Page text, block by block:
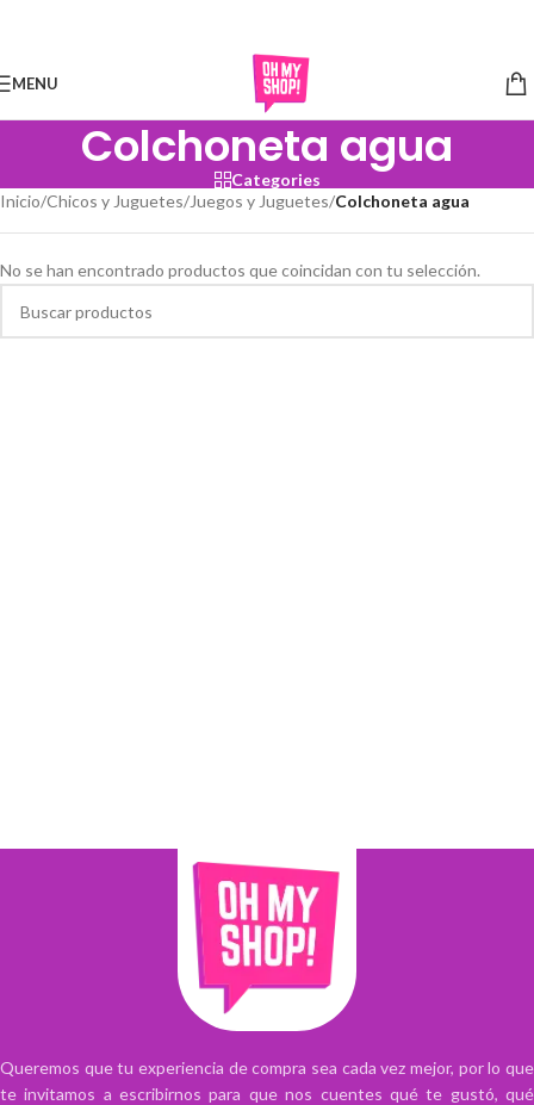
MENU
Colchoneta agua
Categories
Inicio/Chicos y Juguetes/Juegos y Juguetes/Colchoneta agua
No se han encontrado productos que coincidan con tu selección.
Queremos que tu experiencia de compra sea cada vez mejor, por lo que
te invitamos a escribirnos para que nos cuentes qué te gustó, qué